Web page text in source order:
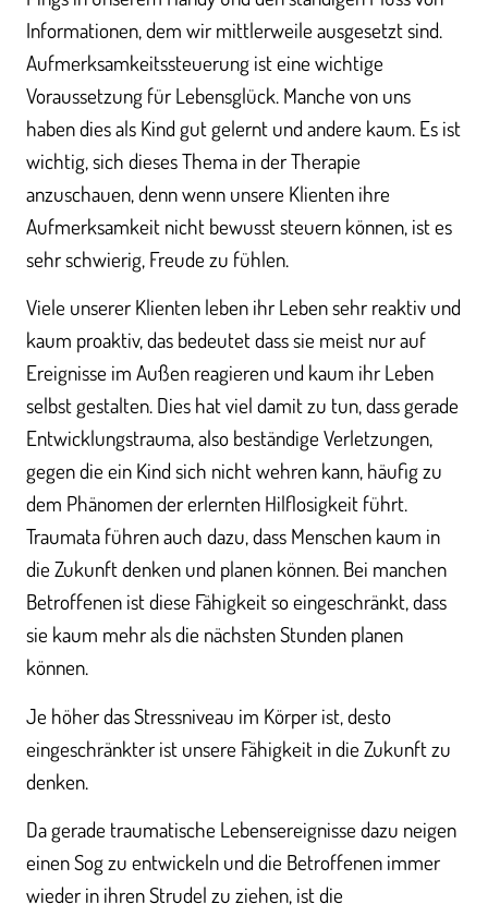
Informationen, dem wir mittlerweile ausgesetzt sind.
Aufmerksamkeitssteuerung ist eine wichtige
Voraussetzung für Lebensglück. Manche von uns
haben dies als Kind gut gelernt und andere kaum. Es ist
wichtig, sich dieses Thema in der Therapie
anzuschauen, denn wenn unsere Klienten ihre
Aufmerksamkeit nicht bewusst steuern können, ist es
sehr schwierig, Freude zu fühlen.
Viele unserer Klienten leben ihr Leben sehr reaktiv und
kaum proaktiv, das bedeutet dass sie meist nur auf
Ereignisse im Außen reagieren und kaum ihr Leben
selbst gestalten. Dies hat viel damit zu tun, dass gerade
Entwicklungstrauma, also beständige Verletzungen,
gegen die ein Kind sich nicht wehren kann, häufig zu
dem Phänomen der erlernten Hilflosigkeit führt.
Traumata führen auch dazu, dass Menschen kaum in
die Zukunft denken und planen können. Bei manchen
Betroffenen ist diese Fähigkeit so eingeschränkt, dass
sie kaum mehr als die nächsten Stunden planen
können.
Je höher das Stressniveau im Körper ist, desto
eingeschränkter ist unsere Fähigkeit in die Zukunft zu
denken.
Da gerade traumatische Lebensereignisse dazu neigen
einen Sog zu entwickeln und die Betroffenen immer
wieder in ihren Strudel zu ziehen, ist die